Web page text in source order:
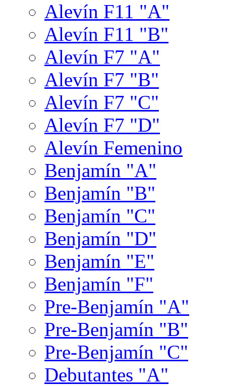
Alevín F11 "A"
Alevín F11 "B"
Alevín F7 "A"
Alevín F7 "B"
Alevín F7 "C"
Alevín F7 "D"
Alevín Femenino
Benjamín "A"
Benjamín "B"
Benjamín "C"
Benjamín "D"
Benjamín "E"
Benjamín "F"
Pre-Benjamín "A"
Pre-Benjamín "B"
Pre-Benjamín "C"
Debutantes "A"